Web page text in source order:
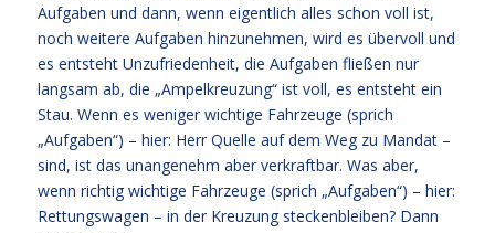
Aufgaben und dann, wenn eigentlich alles schon voll ist,
noch weitere Aufgaben hinzunehmen, wird es übervoll und
es entsteht Unzufriedenheit, die Aufgaben fließen nur
langsam ab, die „Ampelkreuzung“ ist voll, es entsteht ein
Stau. Wenn es weniger wichtige Fahrzeuge (sprich
„Aufgaben“) – hier: Herr Quelle auf dem Weg zu Mandat –
sind, ist das unangenehm aber verkraftbar. Was aber,
wenn richtig wichtige Fahrzeuge (sprich „Aufgaben“) – hier:
Rettungswagen – in der Kreuzung steckenbleiben? Dann